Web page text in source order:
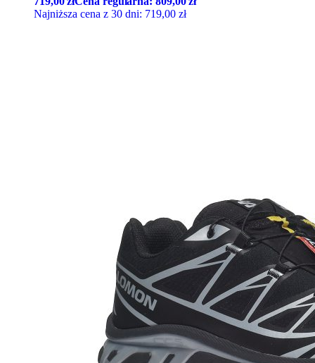
Najniższa cena z 30 dni: 719,00 zł